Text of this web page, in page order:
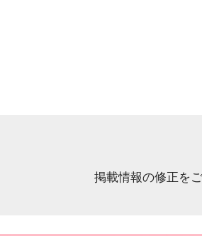
掲載情報の修正を